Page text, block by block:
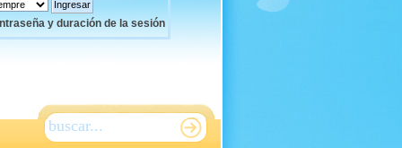
y duración de la sesión